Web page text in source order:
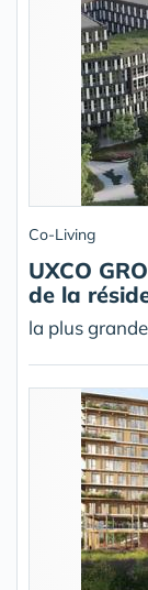
Co-Living
UXCO
de la
la plus